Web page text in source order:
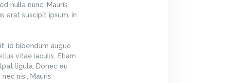
nulla nunc. Mauris
erat suscipit ipsum, in
id bibendum augue
vitae iaculis. Etiam
ligula. Donec eu
nisi. Mauris